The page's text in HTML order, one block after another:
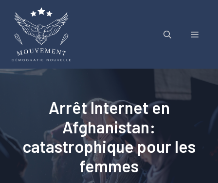
contenu
Menu
Arrêt Internet en
Afghanistan:
catastrophique pour les
femmes